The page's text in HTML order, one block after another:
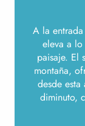
A la
eleva a
paisaje. El
montaña,
desde
diminuto,